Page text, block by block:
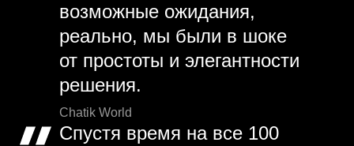
возможные ожидания,
реально, мы были в шоке
от простоты и элегантности
решения.
Chatik World
Спустя время на все 100